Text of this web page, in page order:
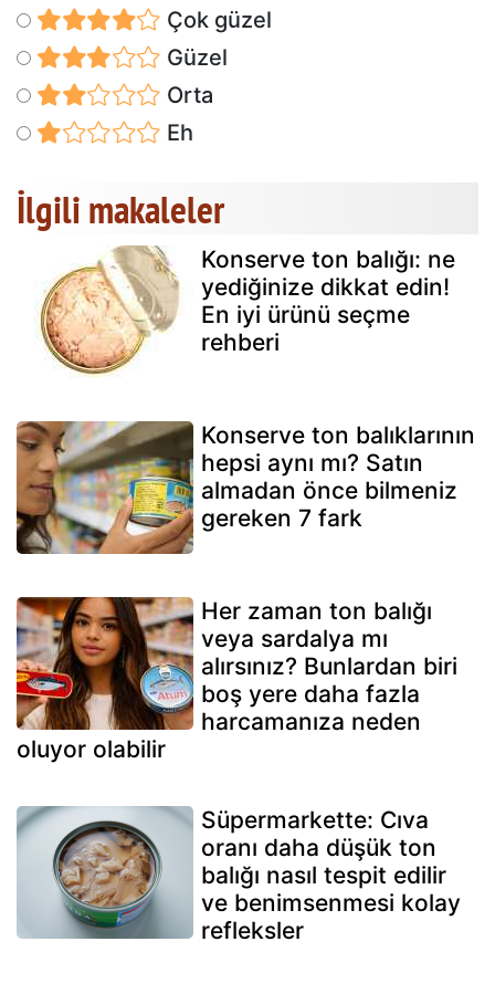
Çok güzel
Güzel
Orta
Eh
İlgili makaleler
Konserve ton balığı: ne
yediğinize dikkat edin!
En iyi ürünü seçme
rehberi
Konserve ton balıklarının
hepsi aynı mı? Satın
almadan önce bilmeniz
gereken 7 fark
Her zaman ton balığı
veya sardalya mı
alırsınız? Bunlardan biri
boş yere daha fazla
harcamanıza neden
oluyor olabilir
Süpermarkette: Cıva
oranı daha düşük ton
balığı nasıl tespit edilir
ve benimsenmesi kolay
refleksler